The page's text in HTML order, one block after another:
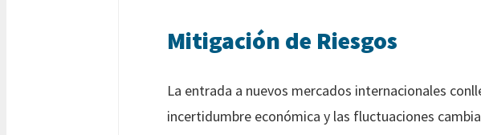
Mitigación de Riesgos
La entrada a nuevos mercados internacionales
incertidumbre económica y las fluctuaciones